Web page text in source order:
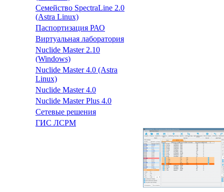
Семейство SpectraLine 2.0
(Astra Linux)
Паспортизация РАО
Виртуальная лаборатория
Nuclide Master 2.10
(Windows)
Nuclide Master 4.0 (Astra
Linux)
Nuclide Master 4.0
Nuclide Master Plus 4.0
Сетевые решения
ГИС ЛСРМ